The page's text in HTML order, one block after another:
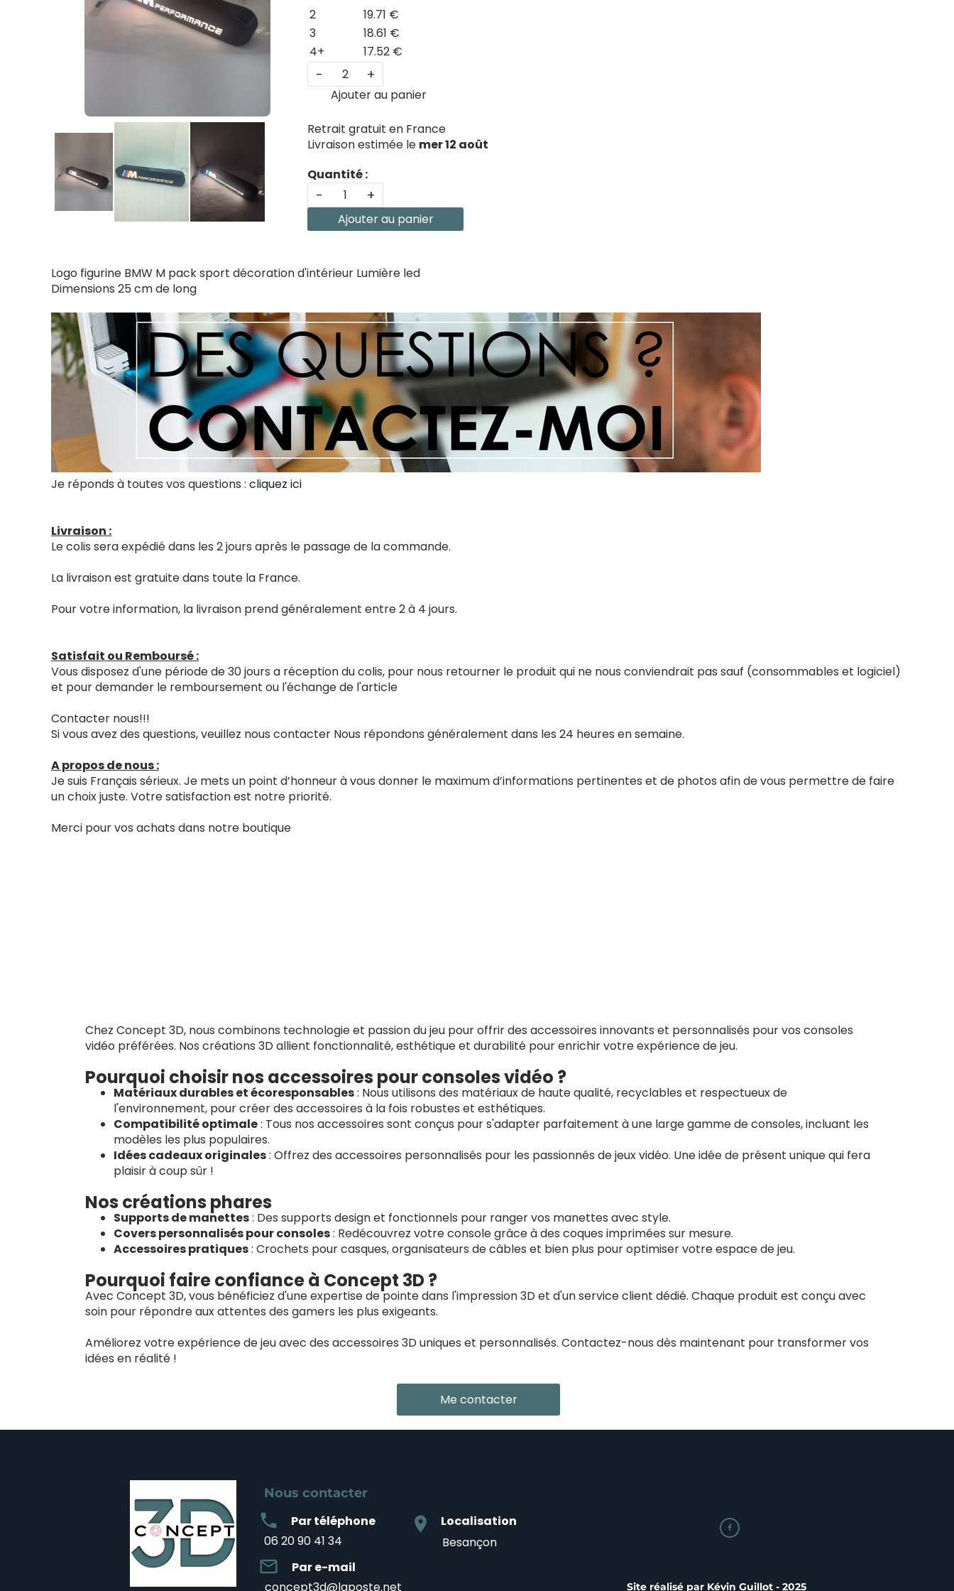

Nous contacter
mail_outline
concept3d@laposte.net
location_on
Besançon
Par e-mail
Localisation
06 20 90 41 34
local_phone Par téléphone
Site réalisé par Kévin Guillot - 2025
2
19.71 €
3
18.61 €
4+
17.52 €
- +
Ajouter au panier
Retrait gratuit en France
Livraison estimée le mer 12 août
Quantité :
- +
Ajouter au panier
Logo figurine BMW M pack sport décoration d'intérieur Lumière led
Dimensions 25 cm de long
Je réponds à toutes vos questions : cliquez ici
Livraison :
Le colis sera expédié dans les 2 jours après le passage de la commande.
La livraison est gratuite dans toute la France.
Pour votre information, la livraison prend généralement entre 2 à 4 jours.
Satisfait ou Remboursé :
Vous disposez d'une période de 30 jours a réception du colis, pour nous retourner le produit qui ne nous conviendrait pas sauf (consommables et logiciel)
et pour demander le remboursement ou l'échange de l'article
Contacter nous!!!
Si vous avez des questions, veuillez nous contacter Nous répondons généralement dans les 24 heures en semaine.
A propos de nous :
Je suis Français sérieux. Je mets un point d’honneur à vous donner le maximum d’informations pertinentes et de photos afin de vous permettre de faire
un choix juste. Votre satisfaction est notre priorité.
Merci pour vos achats dans notre boutique
Chez Concept 3D, nous combinons technologie et passion du jeu pour offrir des accessoires innovants et personnalisés pour vos consoles
vidéo préférées. Nos créations 3D allient fonctionnalité, esthétique et durabilité pour enrichir votre expérience de jeu.
Pourquoi choisir nos accessoires pour consoles vidéo ?
Matériaux durables et écoresponsables: Nous utilisons des matériaux de haute qualité, recyclables et respectueux de
l'environnement, pour créer des accessoires à la fois robustes et esthétiques.
Compatibilité optimale: Tous nos accessoires sont conçus pour s'adapter parfaitement à une large gamme de consoles, incluant les
modèles les plus populaires.
Idées cadeaux originales: Offrez des accessoires personnalisés pour les passionnés de jeux vidéo. Une idée de présent unique qui fera
plaisir à coup sûr !
Nos créations phares
Supports de manettes: Des supports design et fonctionnels pour ranger vos manettes avec style.
Covers personnalisés pour consoles: Redécouvrez votre console grâce à des coques imprimées sur mesure.
Accessoires pratiques: Crochets pour casques, organisateurs de câbles et bien plus pour optimiser votre espace de jeu.
Pourquoi faire confiance à Concept 3D ?
Avec Concept 3D, vous bénéficiez d'une expertise de pointe dans l'impression 3D et d'un service client dédié. Chaque produit est conçu avec
soin pour répondre aux attentes des gamers les plus exigeants.
Améliorez votre expérience de jeu avec des accessoires 3D uniques et personnalisés. Contactez-nous dès maintenant pour transformer vos
idées en réalité !
Me contacter